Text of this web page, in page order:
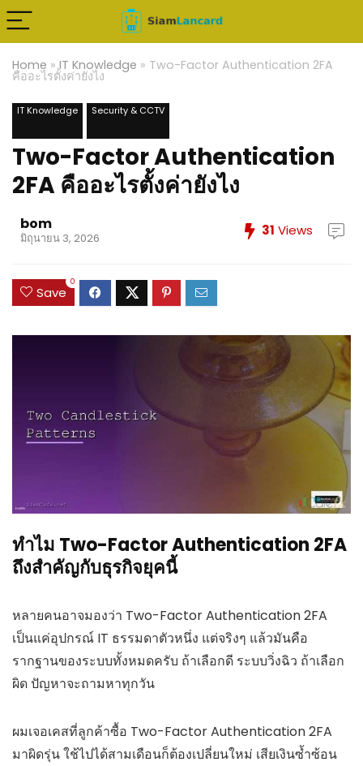
Home »IT Knowledge » Two-Factor Authentication 2FA
คืออะไรตั้งค่ายังไง
IT Knowledge Security & CCTV
Two-Factor Authentication
2FA คืออะไรตั้งค่ายังไง
bom
มิถุนายน 3, 2026 31 Views
Save
0
ทำไม Two-Factor Authentication 2FA
ถึงสำคัญกับธุรกิจยุคนี้
หลายคนอาจมองว่า Two-Factor Authentication 2FA
เป็นแค่อุปกรณ์ IT ธรรมดาตัวหนึ่ง แต่จริงๆ แล้วมันคือ
รากฐานของระบบทั้งหมดครับ ถ้าเลือกดี ระบบวิ่งฉิว ถ้าเลือก
ผิด ปัญหาจะถามหาทุกวัน
ผมเจอเคสที่ลูกค้าซื้อ Two-Factor Authentication 2FA
มาผิดรุ่น ใช้ไปได้สามเดือนก็ต้องเปลี่ยนใหม่ เสียเงินซ้ำซ้อน